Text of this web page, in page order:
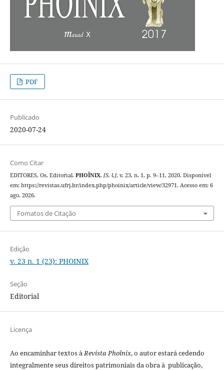
PDF
Publicado
2020-07-24
Como Citar
EDITORES, Os. Editorial. PHOÎNIX, [S. l.], v. 23, n. 1, p. 9–11, 2020. Disponível
em: https://revistas.ufrj.br/index.php/phoinix/article/view/32971. Acesso em: 6
ago. 2026.
Fomatos de Citação
Edição
v. 23 n. 1 (23): PHOINIX
Seção
Editorial
Licença
Ao encaminhar textos àRevista Phoînix, o autor estará cedendo
integralmente seus direitos patrimoniais da obra à publicação,